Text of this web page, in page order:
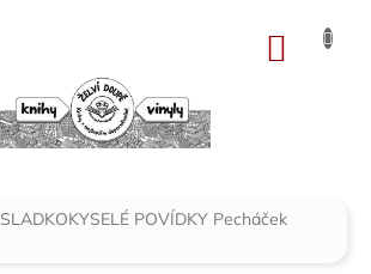
SLADKOKYSELÉ POVÍDKY Pecháček